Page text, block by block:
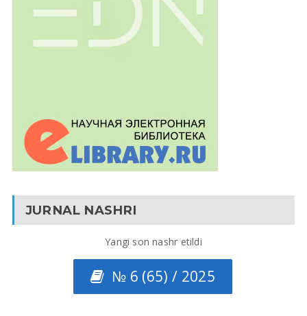
JURNAL NASHRI
Yangi son nashr etildi
№ 6 (65) / 2025